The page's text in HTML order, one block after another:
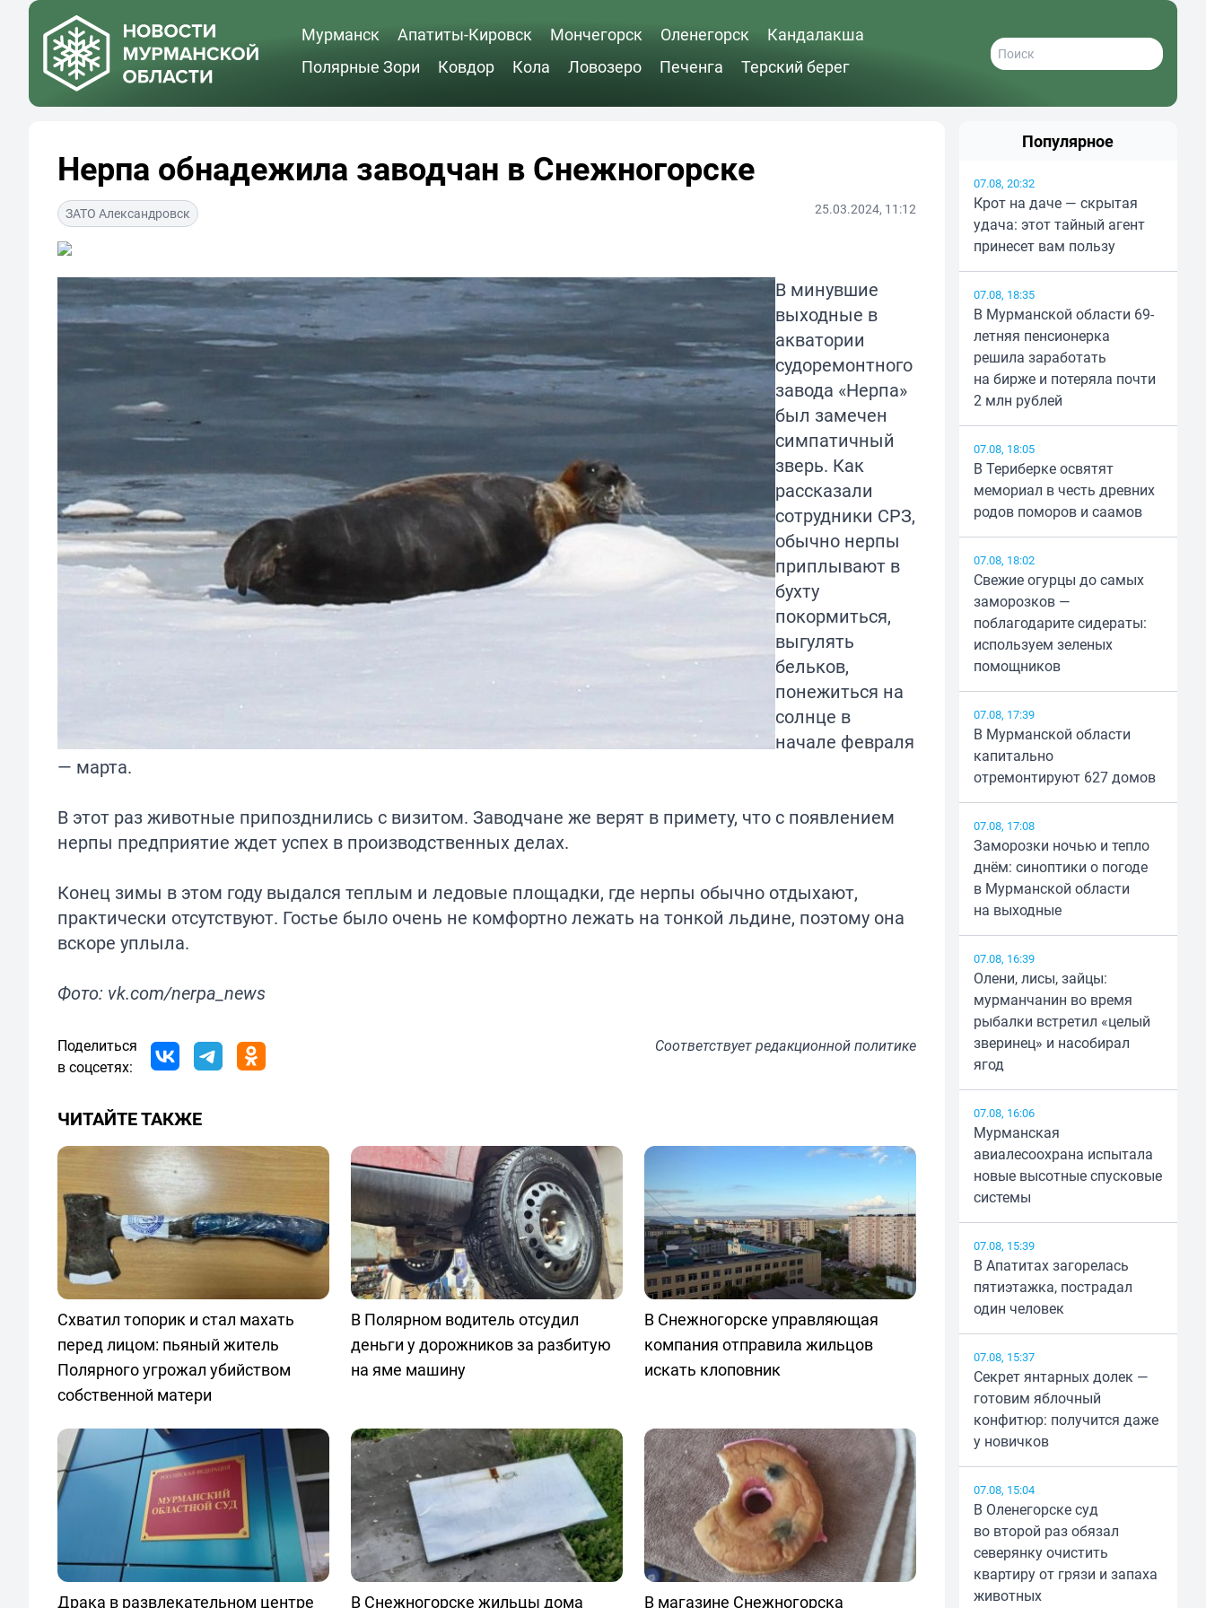
Мурманск Апатиты-Кировск Мончегорск Оленегорск
Кандалакша
Полярные Зори
Ковдор Кола Ловозеро Печенга Терский берег
Нерпа обнадежила заводчан в Снежногорске
ЗАТО Александровск 25.03.2024, 11:12
В минувшие
выходные в
акватории
судоремонтного
завода «Нерпа»
был замечен
симпатичный
зверь. Как
рассказали
сотрудники СРЗ,
обычно нерпы
приплывают в
бухту
покормиться,
выгулять
бельков,
понежиться на
солнце в
начале февраля
— марта.
В этот раз животные припозднились с визитом. Заводчане же верят в примету, что с появлением
нерпы предприятие ждет успех в производственных делах.
Конец зимы в этом году выдался теплым и ледовые площадки, где нерпы обычно отдыхают,
практически отсутствуют. Гостье было очень не комфортно лежать на тонкой льдине, поэтому она
вскоре уплыла.
Фото: vk.com/nerpa_news
Поделиться
в соцсетях:
Соответствуетредакционной политике
ЧИТАЙТЕ ТАКЖЕ
Схватил топорик и стал махать
перед лицом: пьяный житель
Полярного угрожал убийством
собственной матери
В Полярном водитель отсудил
деньги у дорожников за разбитую
на яме машину
В Снежногорске управляющая
компания отправила жильцов
искать клоповник
Драка в развлекательном центре В Снежногорске жильцы дома В магазине Снежногорска
Популярное
07.08, 20:32
Крот на даче — скрытая
удача: этот тайный агент
принесет вам пользу
07.08, 18:35
В Мурманской области 69-
летняя пенсионерка
решила заработать
на бирже и потеряла почти
2 млн рублей
07.08, 18:05
В Териберке освятят
мемориал в честь древних
родов поморов и саамов
07.08, 18:02
Свежие огурцы до самых
заморозков —
поблагодарите сидераты:
используем зеленых
помощников
07.08, 17:39
В Мурманской области
капитально
отремонтируют 627 домов
07.08, 17:08
Заморозки ночью и тепло
днём: синоптики о погоде
в Мурманской области
на выходные
07.08, 16:39
Олени, лисы, зайцы:
мурманчанин во время
рыбалки встретил «целый
зверинец» и насобирал
ягод
07.08, 16:06
Мурманская
авиалесоохрана испытала
новые высотные спусковые
системы
07.08, 15:39
В Апатитах загорелась
пятиэтажка, пострадал
один человек
07.08, 15:37
Секрет янтарных долек —
готовим яблочный
конфитюр: получится даже
у новичков
07.08, 15:04
В Оленегорске суд
во второй раз обязал
северянку очистить
квартиру от грязи и запаха
животных